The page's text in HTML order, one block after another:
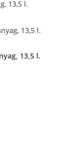
13,5 l.